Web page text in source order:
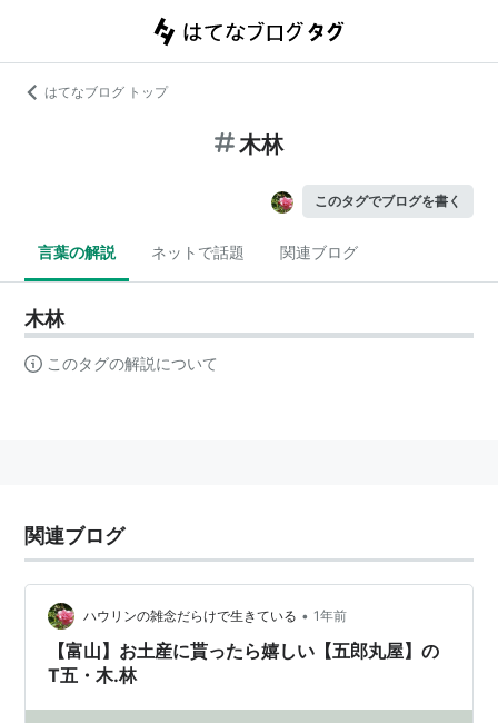
はてなブログ トップ
木林
このタグでブログを書く
言葉の解説 ネットで話題 関連ブログ
木林
このタグの解説について
関連ブログ
ハウリンの雑念だらけで生きている • 1年前
【富山】お土産に貰ったら嬉しい【五郎丸屋】の
T五・木.林